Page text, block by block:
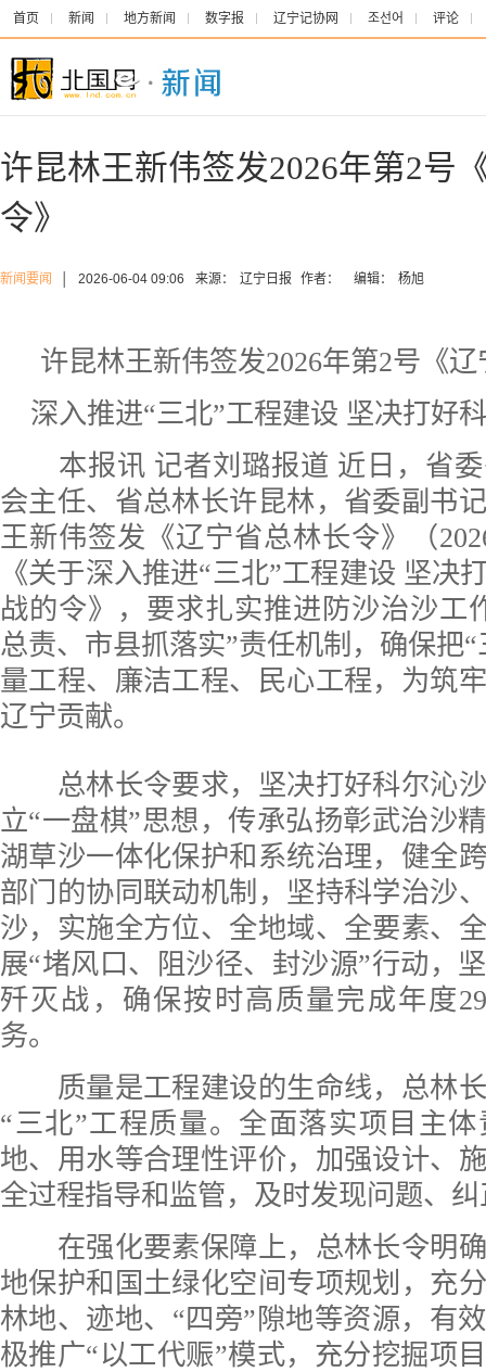
首页 新闻 地方新闻 数字报 辽宁记协网 조선어 评论
许昆林王新伟签发2026年第2号
令》
新闻要闻 2026-06-04 09:06 来源： 辽宁日报 作者： 编辑： 杨旭
许昆林王新伟签发2026年第2号《
深入推进“三北”工程建设 坚决打好
本报讯 记者刘璐报道 近日，省委
会主任、省总林长许昆林，省委副书
王新伟签发《辽宁省总林长令》（
《关于深入推进“三北”工程建设 坚决
战的令》，要求扎实推进防沙治沙工
总责、市县抓落实”责任机制，确保把
量工程、廉洁工程、民心工程，为筑
辽宁贡献。
总林长令要求，坚决打好科尔沁沙
立“一盘棋”思想，传承弘扬彰武治沙
湖草沙一体化保护和系统治理，健全
部门的协同联动机制，坚持科学治沙
沙，实施全方位、全地域、全要素、
展“堵风口、阻沙径、封沙源”行动，
歼灭战，确保按时高质量完成年度
务。
质量是工程建设的生命线，总林长
“三北”工程质量。全面落实项目主
地、用水等合理性评价，加强设计、
全过程指导和监管，及时发现问题、
在强化要素保障上，总林长令明确
地保护和国土绿化空间专项规划，充
林地、迹地、“四旁”隙地等资源，有
极推广“以工代赈”模式，充分挖掘项